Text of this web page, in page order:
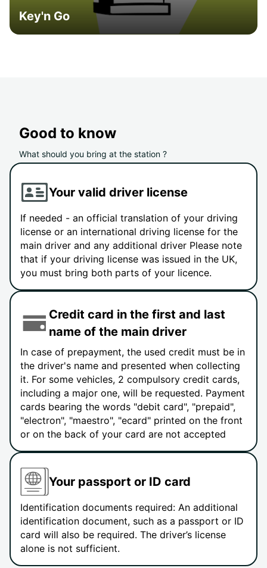
Key'n Go
Good to know
What should you bring at the station ?
Your valid driver license
If needed - an official translation of your driving
license or an international driving license for the
main driver and any additional driver Please note
that if your driving license was issued in the UK,
you must bring both parts of your licence.
Credit card in the first and last
name of the main driver
In case of prepayment, the used credit must be in
the driver's name and presented when collecting
it. For some vehicles, 2 compulsory credit cards,
including a major one, will be requested. Payment
cards bearing the words "debit card", "prepaid",
"electron", "maestro", "ecard" printed on the front
or on the back of your card are not accepted
Your passport or ID card
Identification documents required: An additional
identification document, such as a passport or ID
card will also be required. The driver’s license
alone is not sufficient.